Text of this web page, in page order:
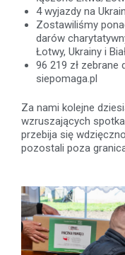
4 wyjazdy na
Zostawiliśmy
darów
Łotwy, Ukrainy i
96 219 zł zebrane
siepomaga.pl
Za nami kolejne
wzruszających
przebija się
pozostali poza